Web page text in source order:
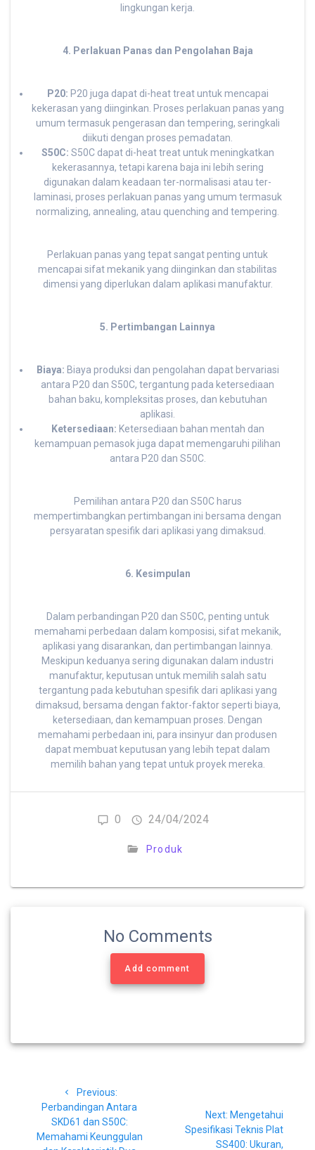
lingkungan kerja.
4. Perlakuan Panas dan Pengolahan Baja
P20: P20 juga dapat di-heat treat untuk mencapai
kekerasan yang diinginkan. Proses perlakuan panas yang
umum termasuk pengerasan dan tempering, seringkali
diikuti dengan proses pemadatan.
S50C: S50C dapat di-heat treat untuk meningkatkan
kekerasannya, tetapi karena baja ini lebih sering
digunakan dalam keadaan ter-normalisasi atau ter-
laminasi, proses perlakuan panas yang umum termasuk
normalizing, annealing, atau quenching and tempering.
Perlakuan panas yang tepat sangat penting untuk
mencapai sifat mekanik yang diinginkan dan stabilitas
dimensi yang diperlukan dalam aplikasi manufaktur.
5. Pertimbangan Lainnya
Biaya: Biaya produksi dan pengolahan dapat bervariasi
antara P20 dan S50C, tergantung pada ketersediaan
bahan baku, kompleksitas proses, dan kebutuhan
aplikasi.
Ketersediaan: Ketersediaan bahan mentah dan
kemampuan pemasok juga dapat memengaruhi pilihan
antara P20 dan S50C.
Pemilihan antara P20 dan S50C harus
mempertimbangkan pertimbangan ini bersama dengan
persyaratan spesifik dari aplikasi yang dimaksud.
6. Kesimpulan
Dalam perbandingan P20 dan S50C, penting untuk
memahami perbedaan dalam komposisi, sifat mekanik,
aplikasi yang disarankan, dan pertimbangan lainnya.
Meskipun keduanya sering digunakan dalam industri
manufaktur, keputusan untuk memilih salah satu
tergantung pada kebutuhan spesifik dari aplikasi yang
dimaksud, bersama dengan faktor-faktor seperti biaya,
ketersediaan, dan kemampuan proses. Dengan
memahami perbedaan ini, para insinyur dan produsen
dapat membuat keputusan yang lebih tepat dalam
memilih bahan yang tepat untuk proyek mereka.
0 24/04/2024
Produk
No Comments
Add comment
pos
Previous:Previous
post:
Perbandingan Antara
SKD61 dan S50C:
Memahami Keunggulan
Next: Next
post:
Mengetahui
Spesifikasi Teknis Plat
SS400: Ukuran,